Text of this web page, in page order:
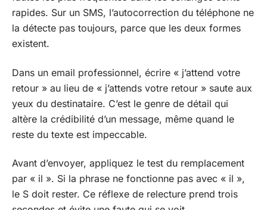
rapides. Sur un SMS, l’autocorrection du téléphone ne
la détecte pas toujours, parce que les deux formes
existent.
Dans un email professionnel, écrire « j’attend votre
retour » au lieu de « j’attends votre retour » saute aux
yeux du destinataire. C’est le genre de détail qui
altère la crédibilité d’un message, même quand le
reste du texte est impeccable.
Avant d’envoyer, appliquez le test du remplacement
par « il ». Si la phrase ne fonctionne pas avec « il »,
le S doit rester. Ce réflexe de relecture prend trois